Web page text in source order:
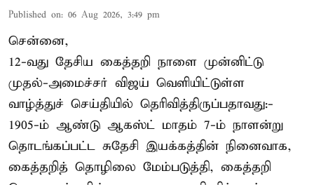
Published on: 06 Aug 2026, 3:49 pm
சென்னை,
12-வது தேசிய கைத்தறி நாளை முன்னிட்டு
முதல்-அமைச்சர் விஜய் வெளியிட்டுள்ள
வாழ்த்துச் செய்தியில் தெரிவித்திருப்பதாவது:-
1905-ம் ஆண்டு ஆகஸ்ட் மாதம் 7-ம் நாளன்று
தொடங்கப்பட்ட சுதேசி இயக்கத்தின் நினைவாக,
கைத்தறித் தொழிலை மேம்படுத்தி, கைத்தறி